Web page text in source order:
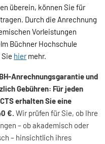
überein, können Sie für
Durch die Anrechnung
Vorleistungen
Büchner Hochschule
hiermehr.
Anrechnungsgarantie und
Gebühren: Für jeden
erhalten Sie eine
€.Wir prüfen für Sie, ob Ihre
– ob akademisch oder
– hinsichtlich ihres